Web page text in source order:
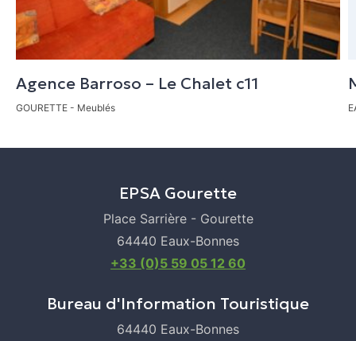
COMMERCES LOCATION DE VÉLOS SKI DE FOND
SKI ALPIN SENTIER DE RANDONNÉE
CALCULER MON ITINÉRAIRE
Agence Barroso – Le Chalet c11
GOURETTE - Meublés
EPSA Gourette
Place Sarrière - Gourette
64440 Eaux-Bonnes
+33 (0)5 59 05 12 60
Bureau d'Information Touristique
64440 Eaux-Bonnes